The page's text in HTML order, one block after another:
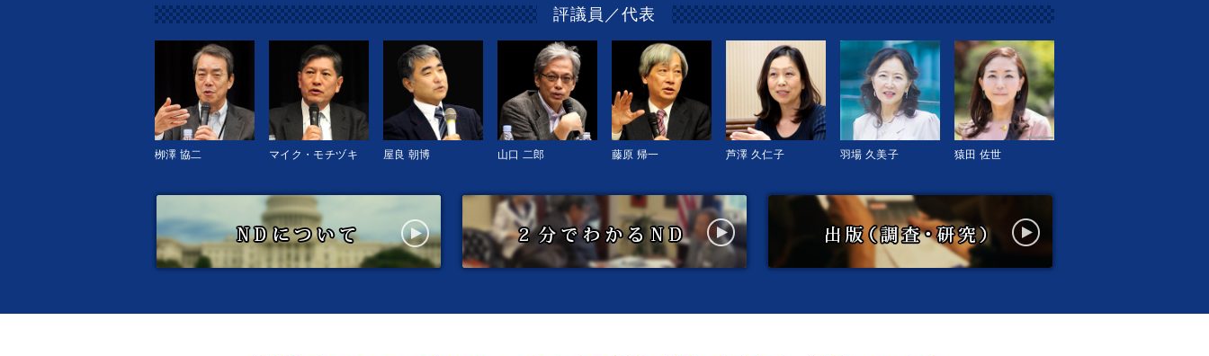
評議員／代表
栁澤 協二 マイク・モチヅキ 屋良 朝博 山口 二郎 藤原 帰一 芦澤 久仁子 羽場 久美子 猿田 佐世